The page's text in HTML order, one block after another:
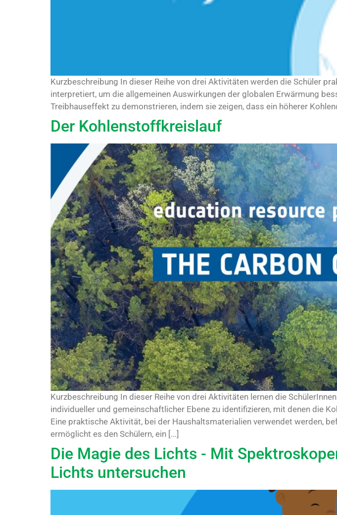
Kurzbeschreibung In dieser Reihe von drei Aktivitäten werden die Schüler
interpretiert, um die allgemeinen Auswirkungen der globalen Erwärmung
Treibhauseffekt zu demonstrieren, indem sie zeigen, dass ein höherer
Der Kohlenstoffkreislauf
Kurzbeschreibung In dieser Reihe von drei Aktivitäten lernen die
individueller und gemeinschaftlicher Ebene zu identifizieren, mit denen die
Eine praktische Aktivität, bei der Haushaltsmaterialien verwendet werden,
ermöglicht es den Schülern, ein [...]
Die Magie des Lichts - Mit
Lichts untersuchen